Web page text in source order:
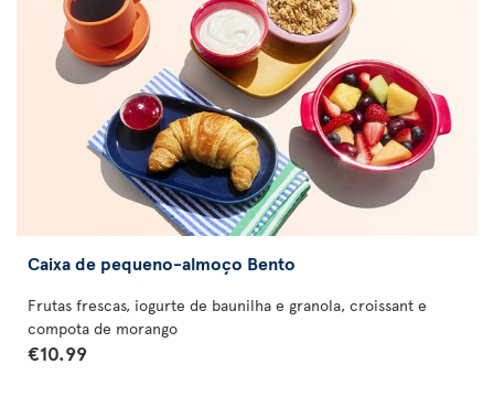
Caixa de pequeno-almoço Bento
Frutas frescas, iogurte de baunilha e granola, croissant e
compota de morango
€10.99